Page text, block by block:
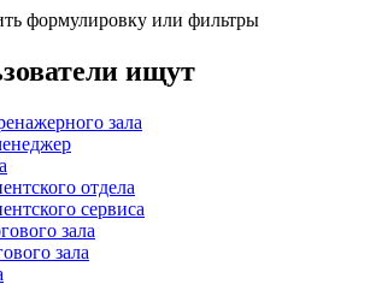
формулировку или фильтры
ищут
зала
отдела
сервиса
зала
зала